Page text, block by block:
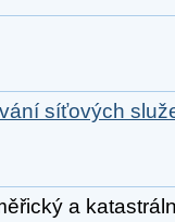
síťových
a